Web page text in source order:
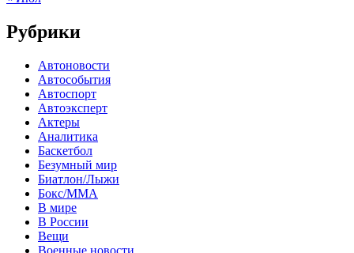
Рубрики
Автоновости
Автособытия
Автоспорт
Автоэксперт
Актеры
Аналитика
Баскетбол
Безумный мир
Биатлон/Лыжи
Бокс/MMA
В мире
В России
Вещи
Военные новости